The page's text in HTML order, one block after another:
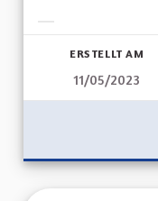
ERSTELLT AM
11/05/2023